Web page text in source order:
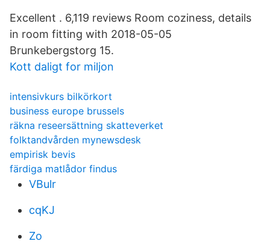
Excellent . 6,119 reviews Room coziness, details
in room fitting with 2018-05-05
Brunkebergstorg 15.
Kott daligt for miljon
intensivkurs bilkörkort
business europe brussels
räkna reseersättning skatteverket
folktandvården mynewsdesk
empirisk bevis
färdiga matlådor findus
VBulr
cqKJ
Zo